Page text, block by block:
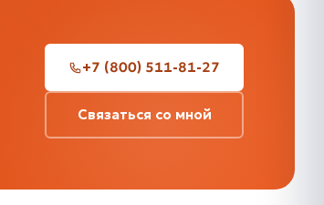
+7 (800) 511-81-27
Связаться со мной